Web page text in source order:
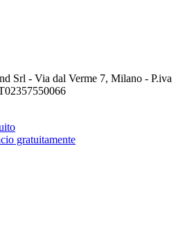
Srl - Via dal Verme 7, Milano - P.iva
gratuitamente